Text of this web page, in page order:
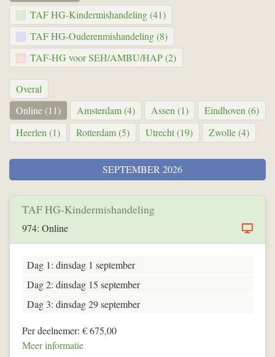
TAF HG-Kindermishandeling (41)
TAF HG-Ouderenmishandeling (8)
TAF-HG voor SEH/AMBU/HAP (2)
Overal
Online (11)
Amsterdam (4) Assen (1)
Eindhoven (6)
Heerlen (1)
Rotterdam (5) Utrecht (19) Zwolle (4)
SEPTEMBER 2026
TAF HG-Kindermishandeling
974: Online
Dag 1: dinsdag 1 september
Dag 2: dinsdag 15 september
Dag 3: dinsdag 29 september
Per deelnemer: € 675,00
Meer informatie